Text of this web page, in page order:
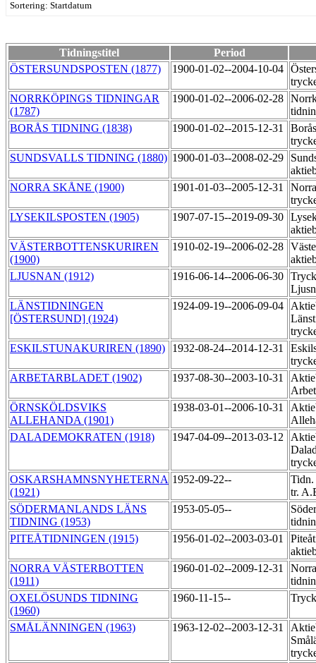
Sortering: Startdatum
Tidningstitel
Period
ÖSTERSUNDSPOSTEN (1877)
1900-01-02--2004-10-04
NORRKÖPINGS TIDNINGAR
(1787)
1900-01-02--2006-02-28
BORÅS TIDNING (1838)
1900-01-02--2015-12-31
SUNDSVALLS TIDNING (1880) 1900-01-03--2008-02-29
NORRA SKÅNE (1900)
1901-01-03--2005-12-31
LYSEKILSPOSTEN (1905)
1907-07-15--2019-09-30
VÄSTERBOTTENSKURIREN
(1900)
1910-02-19--2006-02-28
LJUSNAN (1912)
1916-06-14--2006-06-30
LÄNSTIDNINGEN
[ÖSTERSUND] (1924)
1924-09-19--2006-09-04
ESKILSTUNAKURIREN (1890)
1932-08-24--2014-12-31
ARBETARBLADET (1902)
1937-08-30--2003-10-31
ÖRNSKÖLDSVIKS
ALLEHANDA (1901)
1938-03-01--2006-10-31
DALADEMOKRATEN (1918)
1947-04-09--2013-03-12
OSKARSHAMNSNYHETERNA
(1921)
1952-09-22--
Tidn.
tr.
SÖDERMANLANDS LÄNS
TIDNING (1953)
1953-05-05--
PITEÅTIDNINGEN (1915)
1956-01-02--2003-03-01
NORRA VÄSTERBOTTEN
(1911)
1960-01-02--2009-12-31
OXELÖSUNDS TIDNING
(1960)
1960-11-15--
SMÅLÄNNINGEN (1963) 1963-12-02--2003-12-31